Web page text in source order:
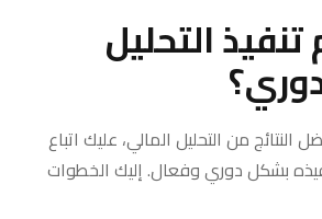
التحليل
من التحليل المالي، عليك اتباع
بشكل دوري وفعال. إليك الخطوات